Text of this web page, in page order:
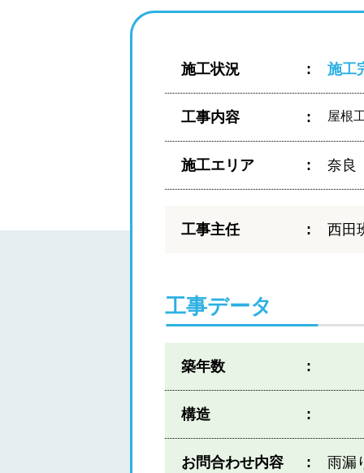
施工状況 施工
工事内容 屋根
施工エリア 奈良
工事主任 西田
工事データ
築年数
構造
お問合わせ内容 雨漏